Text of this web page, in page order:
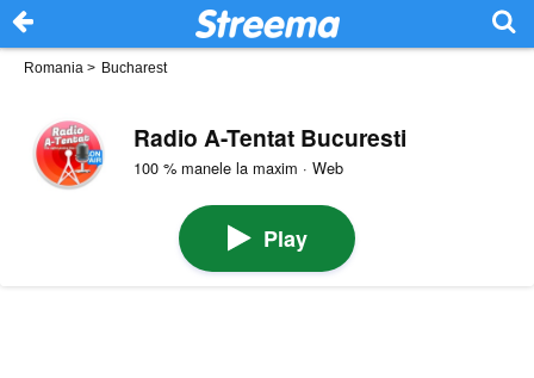
Romania > Bucharest
Radio A-Tentat Bucuresti
100 % manele la maxim · Web
Play